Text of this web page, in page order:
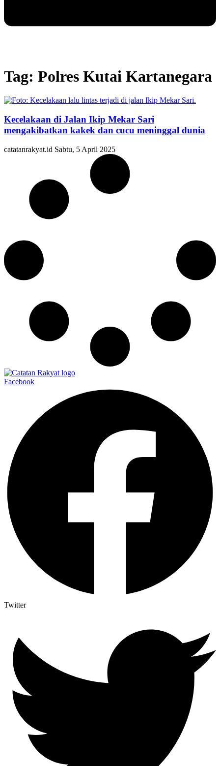
Tag: Polres Kutai Kartanegara
Kecelakaan di Jalan Ikip Mekar Sari
mengakibatkan kakek dan cucu meninggal dunia
catatanrakyat.id Sabtu, 5 April 2025
Facebook
Twitter